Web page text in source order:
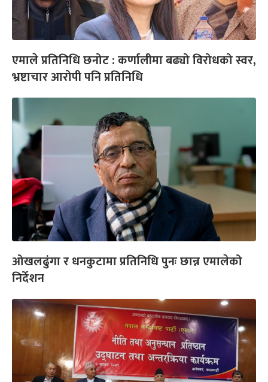
एमाले प्रतिनिधि छनोट : कर्णालीमा बढ्यो विरोधको स्वर,
भ्रष्टाचार आरोपी पनि प्रतिनिधि
ओखलढुंगा र धनकुटामा प्रतिनिधि पुनः छान्न एमालेको
निर्देशन